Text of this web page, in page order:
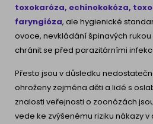
toxokaróza, echinokokóza,
faryngióza, ale hygienické
ovoce, nevkládání špinavých
chránit se před parazitárními
Přesto jsou v důsledku
ohroženy zejména děti a lidé s
znalosti veřejnosti o zoonózách
vede ke zvýšenému riziku nákazy